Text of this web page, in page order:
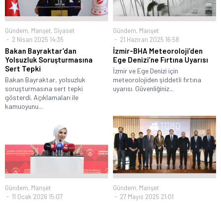
Gündem, Manşet, Siyaset
2 Nisan 2025 14:35
Bakan Bayraktar’dan
Yolsuzluk Soruşturmasına
Sert Tepki
Bakan Bayraktar, yolsuzluk
soruşturmasına sert tepki
gösterdi. Açıklamaları ile
kamuoyunu...
Gündem, Manşet
21 Haziran 2025 16:58
İzmir-BHA Meteoroloji’den
Ege Denizi’ne Fırtına Uyarısı
İzmir ve Ege Denizi için
meteorolojiden şiddetli fırtına
uyarısı. Güvenliğiniz...
Gündem, Manşet
11 Ocak 2026 15:07
Gündem, Manşet
27 Mayıs 2025 21:01